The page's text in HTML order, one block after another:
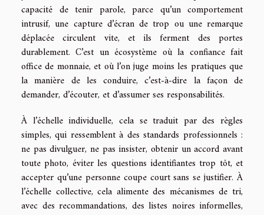
capacité de tenir parole, parce qu’un comportement
intrusif, une capture d’écran de trop ou une remarque
déplacée circulent vite, et ils ferment des portes
durablement. C’est un écosystème où la confiance fait
office de monnaie, et où l’on juge moins les pratiques que
la manière de les conduire, c’est-à-dire la façon de
demander, d’écouter, et d’assumer ses responsabilités.
À l’échelle individuelle, cela se traduit par des règles
simples, qui ressemblent à des standards professionnels :
ne pas divulguer, ne pas insister, obtenir un accord avant
toute photo, éviter les questions identifiantes trop tôt, et
accepter qu’une personne coupe court sans se justifier. À
l’échelle collective, cela alimente des mécanismes de tri,
avec des recommandations, des listes noires informelles,